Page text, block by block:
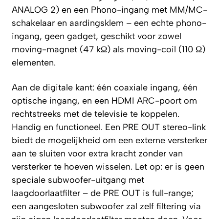
ANALOG 2) en een Phono-ingang met MM/MC-
schakelaar en aardingsklem – een echte phono-
ingang, geen gadget, geschikt voor zowel
moving-magnet (47 kΩ) als moving-coil (110 Ω)
elementen.
Aan de digitale kant: één coaxiale ingang, één
optische ingang, en een HDMI ARC-poort om
rechtstreeks met de televisie te koppelen.
Handig en functioneel. Een PRE OUT stereo-link
biedt de mogelijkheid om een externe versterker
aan te sluiten voor extra kracht zonder van
versterker te hoeven wisselen. Let op: er is geen
speciale subwoofer-uitgang met
laagdoorlaatfilter – de PRE OUT is full-range;
een aangesloten subwoofer zal zelf filtering via